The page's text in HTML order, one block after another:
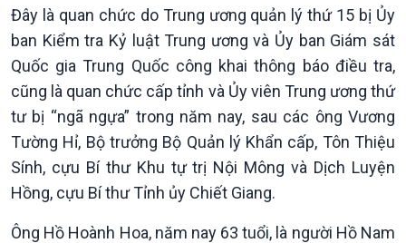
Pháp luật và đời sống
Đây là quan chức do Trung ương quản lý thứ 15 bị Ủy
ban Kiểm tra Kỷ luật Trung ương và Ủy ban Giám sát
Quốc gia Trung Quốc công khai thông báo điều tra,
cũng là quan chức cấp tỉnh và Ủy viên Trung ương thứ
tư bị “ngã ngựa” trong năm nay, sau các ông Vương
Tường Hỉ, Bộ trưởng Bộ Quản lý Khẩn cấp, Tôn Thiệu
Sính, cựu Bí thư Khu tự trị Nội Mông và Dịch Luyện
Hồng, cựu Bí thư Tỉnh ủy Chiết Giang.
Ông Hồ Hoành Hoa, năm nay 63 tuổi, là người Hồ Nam